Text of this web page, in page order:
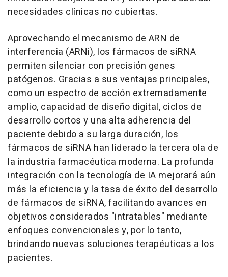
necesidades clínicas no cubiertas.
Aprovechando el mecanismo de ARN de
interferencia (ARNi), los fármacos de siRNA
permiten silenciar con precisión genes
patógenos. Gracias a sus ventajas principales,
como un espectro de acción extremadamente
amplio, capacidad de diseño digital, ciclos de
desarrollo cortos y una alta adherencia del
paciente debido a su larga duración, los
fármacos de siRNA han liderado la tercera ola de
la industria farmacéutica moderna. La profunda
integración con la tecnología de IA mejorará aún
más la eficiencia y la tasa de éxito del desarrollo
de fármacos de siRNA, facilitando avances en
objetivos considerados "intratables" mediante
enfoques convencionales y, por lo tanto,
brindando nuevas soluciones terapéuticas a los
pacientes.